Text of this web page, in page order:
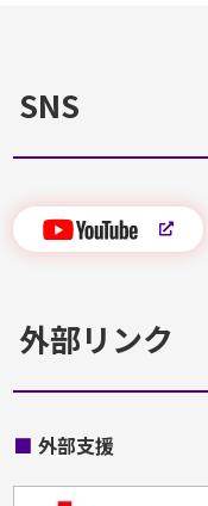
SNS
外部リンク
■ 外部支援